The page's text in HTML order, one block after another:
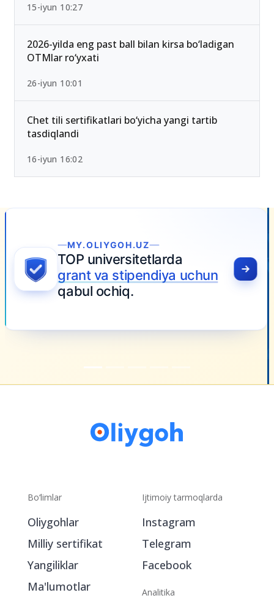
15-iyun 10:27
2026-yilda eng past ball bilan kirsa bo‘ladigan
OTMlar ro‘yxati
26-iyun 10:01
Chet tili sertifikatlari bo‘yicha yangi tartib
tasdiqlandi
16-iyun 16:02
Bo‘limlar
Oliygohlar
Milliy sertifikat
Yangiliklar
Ma'lumotlar
Ijtimoiy tarmoqlarda
Instagram
Telegram
Facebook
Analitika